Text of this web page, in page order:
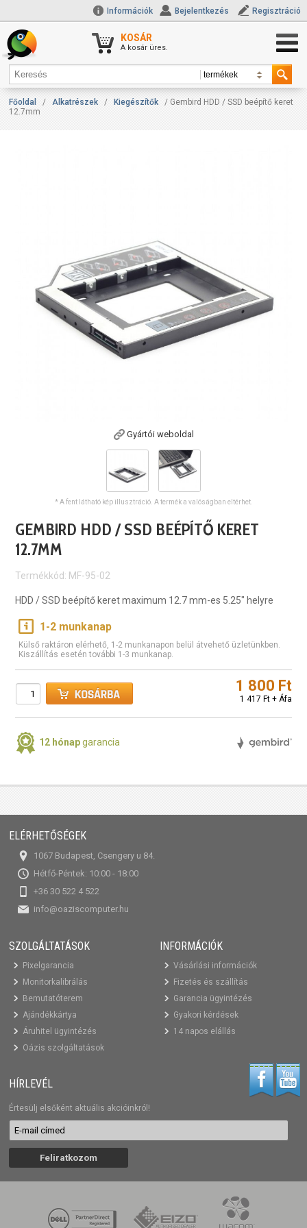
Információk Bejelentkezés Regisztráció
KOSÁR
A kosár üres.
Főoldal / Alkatrészek / Kiegészítők
/ Gembird HDD / SSD beépítő keret
12.7mm
Gyártói weboldal
* A fent látható kép illusztráció. A termék a valóságban eltérhet.
GEMBIRD HDD / SSD BEÉPÍTŐ KERET
12.7MM
Termékkód: MF-95-02
HDD / SSD beépítő keret maximum 12.7 mm-es 5.25" helyre
1-2 munkanap
Külső raktáron elérhető, 1-2 munkanapon belül átvehető üzletünkben.
Kiszállítás esetén további 1-3 munkanap.
1 800 Ft
1 417 Ft + Áfa
12 hónapgarancia
ELÉRHETŐSÉGEK
1067 Budapest, Csengery u 84.
Hétfő-Péntek: 10:00 - 18:00
+36 30 522 4 522
info@oaziscomputer.hu
SZOLGÁLTATÁSOK
Pixelgarancia
Monitorkalibrálás
Bemutatóterem
Ajándékkártya
Áruhitel ügyintézés
Oázis szolgáltatások
INFORMÁCIÓK
Vásárlási információk
Fizetés és szállítás
Garancia ügyintézés
Gyakori kérdések
14 napos elállás
HÍRLEVÉL
Értesülj elsőként aktuális akcióinkról!